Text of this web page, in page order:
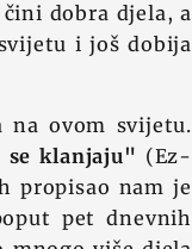
dobra djela, a
i još dobija
ovom svijetu.
se klanjaju" (Ez-
propisao nam je
pet dnevnih